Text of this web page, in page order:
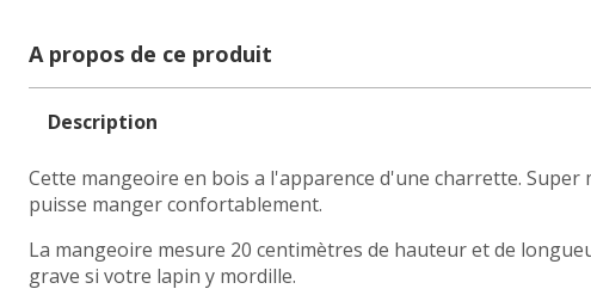
A propos de ce produit
Description
Cette mangeoire en bois a l'apparence d'une charrette.
puisse manger confortablement.
La mangeoire mesure 20 centimètres de hauteur et de
grave si votre lapin y mordille.